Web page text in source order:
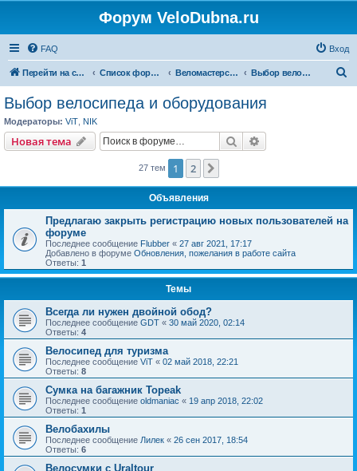
Форум VeloDubna.ru
FAQ Вход
Перейти на сайт Список форумов Веломастерская Выбор велосипеда и оборудования
Выбор велосипеда и оборудования
Модераторы: ViT NIK
Новая тема Поиск
27 тем 1 2
Объявления
Предлагаю закрыть регистрацию новых пользователей на
форуме
Последнее сообщение Flubber « 27 авг 2021, 17:17
Добавлено в форуме Обновления, пожелания в работе сайта
Ответы: 1
Темы
Всегда ли нужен двойной обод?
Последнее сообщение GDT « 30 май 2020, 02:14
Ответы: 4
Велосипед для туризма
Последнее сообщение ViT « 02 май 2018, 22:21
Ответы: 8
Сумка на багажник Topeak
Последнее сообщение oldmaniac « 19 апр 2018, 22:02
Ответы: 1
Велобахилы
Последнее сообщение Лилек « 26 сен 2017, 18:54
Ответы: 6
Велосумки с Uraltour